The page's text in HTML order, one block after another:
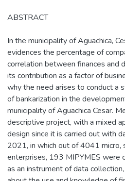
ABSTRACT
In the municipality of Aguachica,
evidences the percentage of
correlation between finances and
its contribution as a factor of
why the need arises to conduct a
of bankarization in the
municipality of Aguachica Cesar.
descriptive project, with a mixed
design since it is carried out with
2021, in which out of 4041 micro,
enterprises, 193 MIPYMES were
as an instrument of data